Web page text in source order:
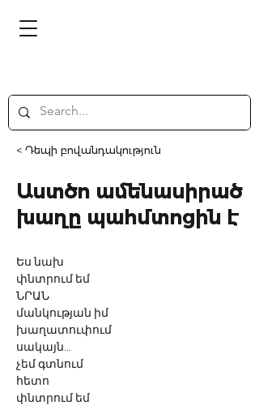
< Դեպի բովանդակություն
Աստծո ամենասիրած
խաղը պահմտոցին է
Ես նախ
փնտրում եմ
ՆՐԱՆ
մանկության իմ
խաղատուփում
սակայն...
չեմ գտնում
հետո
փնտրում եմ